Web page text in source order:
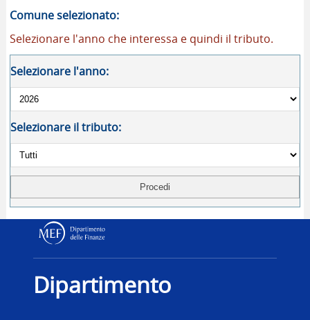
Comune selezionato:
Selezionare l'anno che interessa e quindi il tributo.
Selezionare l'anno:
Selezionare il tributo:
Dipartimento delle
Dipartimento